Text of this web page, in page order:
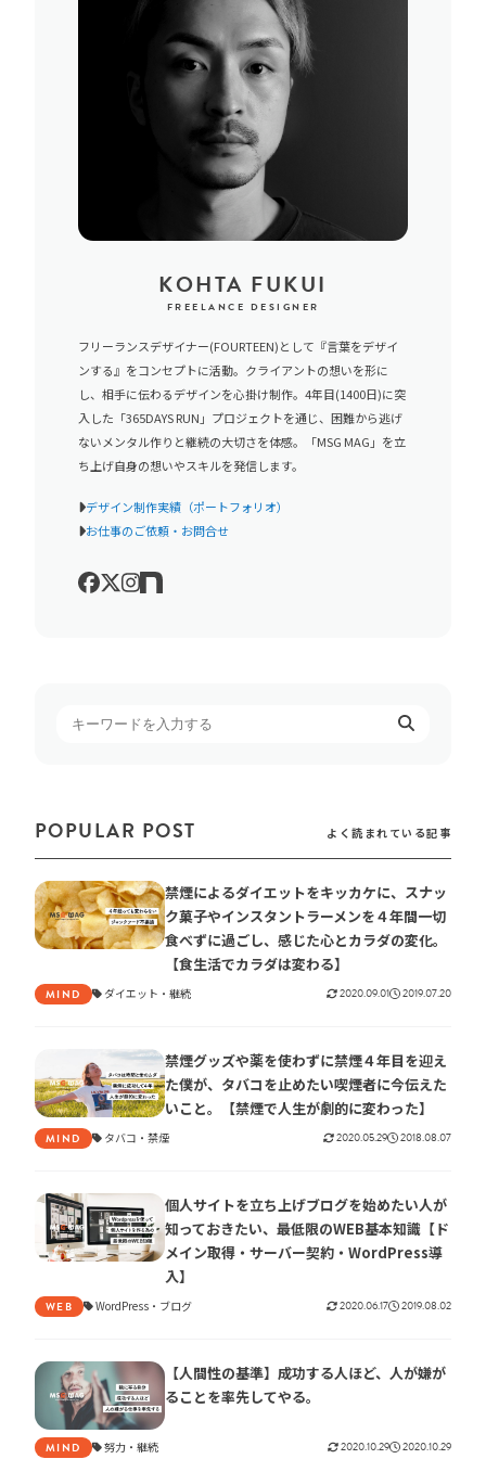
KOHTA FUKUI
FREELANCE DESIGNER
フリーランスデザイナー(FOURTEEN)として『言葉をデザイ
ンする』をコンセプトに活動。クライアントの想いを形に
し、相手に伝わるデザインを心掛け制作。4年目(1400日)に突
入した「365DAYS RUN」プロジェクトを通じ、困難から逃げ
ないメンタル作りと継続の大切さを体感。「MSG MAG」を立
ち上げ自身の想いやスキルを発信します。
デザイン制作実績（ポートフォリオ）
お仕事のご依頼・お問合せ
POPULAR POST よく読まれている記事
禁煙によるダイエットをキッカケに、スナッ
ク菓子やインスタントラーメンを４年間一切
食べずに過ごし、感じた心とカラダの変化。
【食生活でカラダは変わる】
MIND ダイエット 継続 2020.09.01 2019.07.20
禁煙グッズや薬を使わずに禁煙４年目を迎え
た僕が、タバコを止めたい喫煙者に今伝えた
いこと。【禁煙で人生が劇的に変わった】
MIND タバコ 禁煙 2020.05.29 2018.08.07
個人サイトを立ち上げブログを始めたい人が
知っておきたい、最低限のWEB基本知識【ド
メイン取得・サーバー契約・WordPress導
入】
WEB WordPress ブログ 2020.06.17 2019.08.02
【人間性の基準】成功する人ほど、人が嫌が
ることを率先してやる。
MIND 努力 継続 2020.10.29 2020.10.29